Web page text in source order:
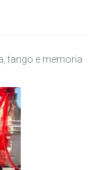
tango e memoria